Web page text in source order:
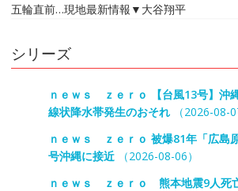
五輪直前…現地最新情報▼大谷翔平
シリーズ
ｎｅｗｓ ｚｅｒｏ 【台風13号】沖
線状降水帯発生のおそれ（2026-08-
ｎｅｗｓ ｚｅｒｏ 被爆81年「広島
号沖縄に接近（2026-08-06）
ｎｅｗｓ ｚｅｒｏ 熊本地震9人死